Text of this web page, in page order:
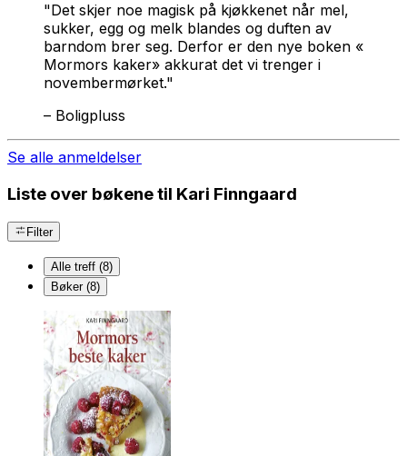
"Det skjer noe magisk på kjøkkenet når mel,
sukker, egg og melk blandes og duften av
barndom brer seg. Derfor er den nye boken «
Mormors kaker» akkurat det vi trenger i
novembermørket."
– Boligpluss
Se alle anmeldelser
Liste over bøkene til Kari Finngaard
Filter
Alle treff (8)
Bøker (8)